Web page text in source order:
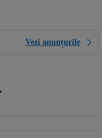
Vezi anunțurile